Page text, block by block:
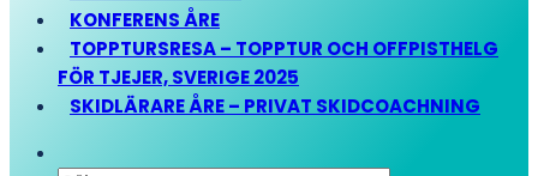
KONFERENS ÅRE
TOPPTURSRESA – TOPPTUR OCH OFFPISTHELG
FÖR TJEJER, SVERIGE 2025
SKIDLÄRARE ÅRE – PRIVAT SKIDCOACHNING